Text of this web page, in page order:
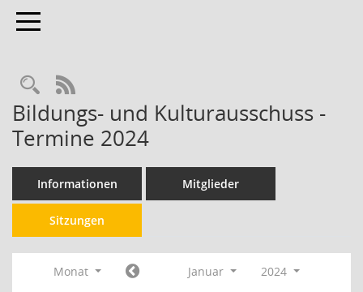
Toggle navigation
RSS-Feed
Bildungs- und Kulturausschuss -
Termine 2024
Informationen Mitglieder
Sitzungen
Monat Januar
2024